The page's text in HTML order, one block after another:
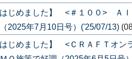
じめました】 <＃１００> ＡＩ
2025年7月10日号）('25/07/13)
じめました】 <ＣＲＡＦＴオン